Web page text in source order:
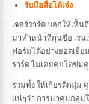
รับมือสื่อได้เจ๋ง
เจอร์ราร์ด บอกให้เห็
มาทำหน้าที่กุนซือ เรน
ฟอร์มได้อย่างยอดเยี่
ราร์ด ไม่เคยคุยโตข่ม
รวมทั้ง ให้เกียรติกลุ่ม
แน่ๆว่า การมาคุมกลุ่ม